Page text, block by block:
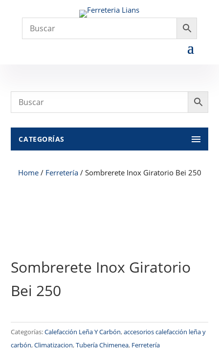
CATEGORÍAS
Home/ Ferretería/ Sombrerete Inox Giratorio Bei 250
Sombrerete Inox Giratorio
Bei 250
Categorías:Calefacción Leña Y Carbón,accesorios calefacción leña y
carbón,Climatizacion,Tubería Chimenea, Ferretería